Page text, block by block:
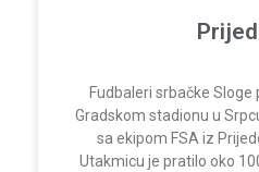
Fudbaleri srbačke
Gradskom stadionu u
sa ekipom FSA iz
Utakmicu je pratilo oko